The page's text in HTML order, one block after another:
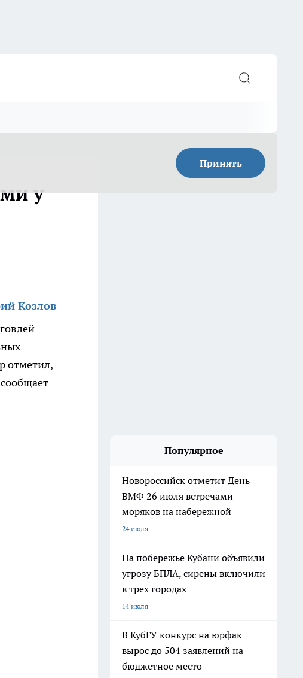
Принять
у
Козлов
отметил,
Популярное
Новороссийск отметит День
ВМФ 26 июля встречами
моряков на набережной
24 июля
На побережье Кубани объявили
угрозу БПЛА, сирены включили
в трех городах
14 июля
В КубГУ конкурс на юрфак
вырос до 504 заявлений на
бюджетное место